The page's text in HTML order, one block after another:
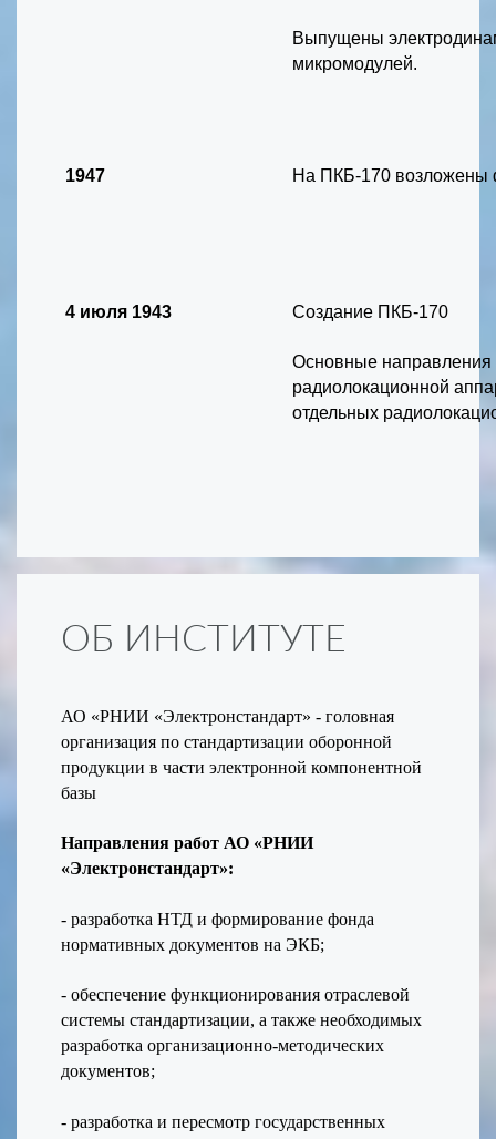
Выпущены
микромодулей.
1947 На ПКБ-170 возложены
4 июля 1943 Создание ПКБ-170
Основные направления
радиолокационной
отдельных
ОБ ИНСТИТУТЕ
АО «РНИИ «Электронстандарт» - головная
организация по стандартизации оборонной
продукции в части электронной компонентной
базы
Направления работ АО «РНИИ
«Электронстандарт»:
- разработка НТД и формирование фонда
нормативных документов на ЭКБ;
- обеспечение функционирования отраслевой
системы стандартизации, а также необходимых
разработка организационно-методических
документов;
- разработка и пересмотр государственных